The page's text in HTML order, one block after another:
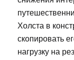
Холста в
скопировать
нагрузку на